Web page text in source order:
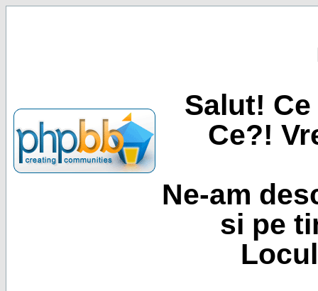
Salut!
Ce?!
Ne-am
si pe